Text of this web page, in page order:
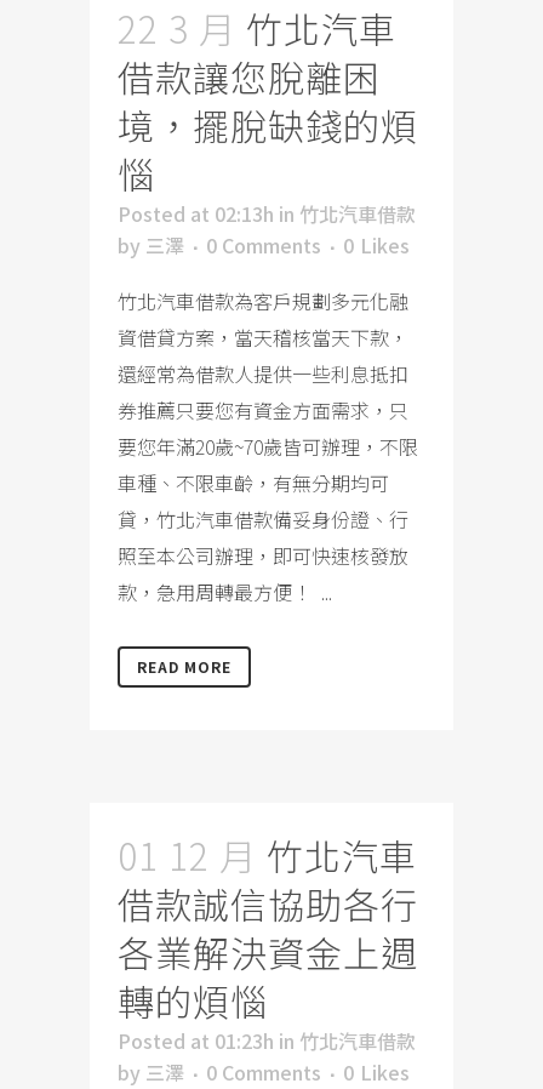
22 3 月 竹北汽車
借款讓您脫離困
境，擺脫缺錢的煩
惱
Posted at 02:13h in 竹北汽車借款
by 三澤 0 Comments 0 Likes
竹北汽車借款為客戶規劃多元化融
資借貸方案，當天稽核當天下款，
還經常為借款人提供一些利息抵扣
券推薦只要您有資金方面需求，只
要您年滿20歲~70歲皆可辦理，不限
車種、不限車齡，有無分期均可
貸，竹北汽車借款備妥身份證、行
照至本公司辦理，即可快速核發放
款，急用周轉最方便！ ...
READ MORE
01 12 月 竹北汽車
借款誠信協助各行
各業解決資金上週
轉的煩惱
Posted at 01:23h in 竹北汽車借款
by 三澤 0 Comments 0 Likes